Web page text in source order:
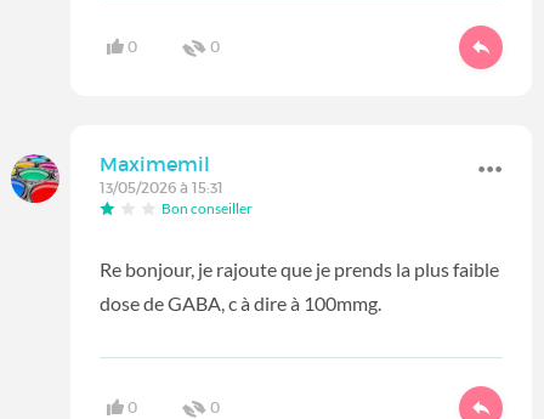
0 0
Maximemil
13/05/2026 à 15:31
Bon conseiller
Re bonjour, je rajoute que je prends la plus faible
dose de GABA, c à dire à 100mmg.
0 0